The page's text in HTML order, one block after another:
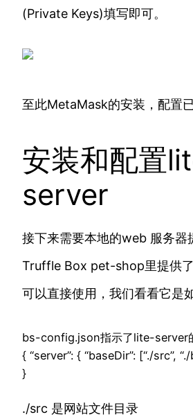
(Private Keys)填写即可。
至此MetaMask的安装，配置已
安装和配置
server
接下来需要本地的web 服务器
Truffle Box pet-shop里提供
可以直接使用，我们看看它是
bs-config.json指示了lite-server
{ “server”: { “baseDir”: [“./src”,
}
./src 是网站文件目录